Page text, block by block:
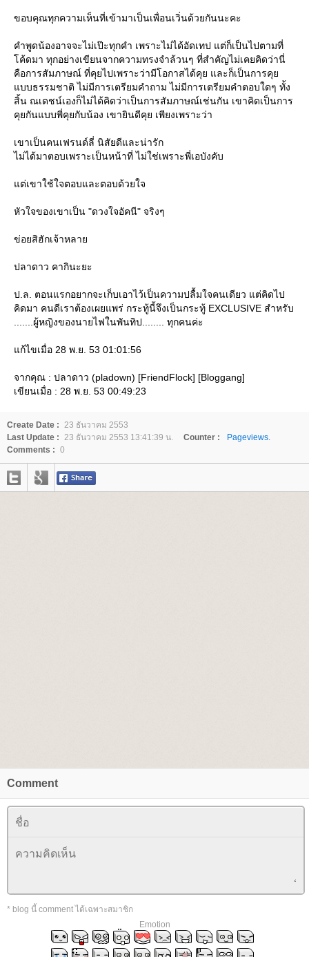
ขอบคุณทุกความเห็นที่เข้ามาเป็นเพื่อนเวิ่นด้วยกันนะคะ
คำพูดน้องอาจจะไม่เป๊ะทุกคำ เพราะไม่ได้อัดเทป แต่ก็เป็นไปตามที่
ค้ดมา ทุกอย่างเขียนจากความทรงจำล้วนๆ ที่สำคัญไม่เคยคิดว่านี่
คือการสัมภาษณ์ ที่คุยไปเพราะว่ามีโอกาสได้คุย และก็เป็นการคุ
บบธรรมชาติ ไม่มีการเตรียมคำถาม ไม่มีการเตรียมคำตอบใดๆ ทั้ง
สิ้น ณเดชน์เองก็ไม่ได้คิดว่าเป็นการสัมภาษณ์เช่นกัน เขาคิดเป็นการ
คุยกันแบบพี่คุยกับน้อง เขายินดีคุย เพียงเพราะว่า
เขาเป็นคนเฟรนด์ลี่ นิสัยดีและน่ารัก
ไม่ได้มาตอบเพราะเป็นหน้าที่ ไม่ใช่เพราะพี่เอบังคับ
ต่เขาใช้ใจตอบและตอบด้วยใจ
หัวใจของเขาเป็น "ดวงใจอัคนี" จริงๆ
ข่อยสิฮักเจ้าหลา
ปลาดาว คากินะยะ
ป.ล. ตอนแรกอยากจะเก็บเอาไว้เป็นความปลื้มใจคนเดียว แต่คิดไป
คิดมา คนดีเราต้องเผยแพร่ กระทู้นี้จึงเป็นกระทู้ EXCLUSIVE สำหรับ
.......ผู้หญิงของนายไฟในพันทิป........ ทุกคนค่ะ
ก้ไขเมื่อ 28 พ.ย. 53 01:01:56
จากคุณ : ปลาดาว (pladown) [FriendFlock] [Bloggang]
เขียนเมื่อ : 28 พ.ย. 53 00:49:23
Create Date : 23 ธันวาคม 2553
Last Update : 23 ธันวาคม 2553 13:41:39 น. Counter :
Pageviews.
Comments : 0
Comment
* blog นี้ comment ได้เฉพาะสมาชิก
Emotion